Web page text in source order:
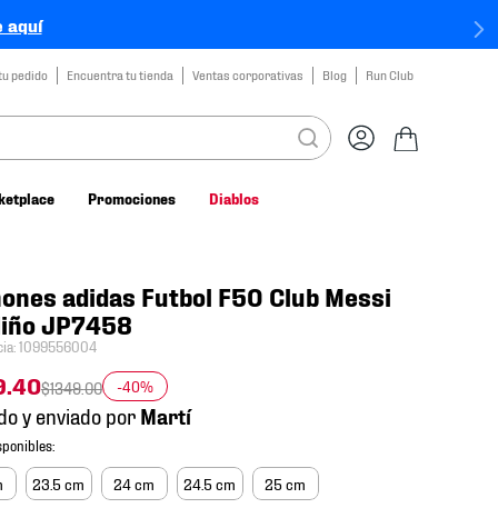
aquí
pedido Encuentra tu tienda Ventas corporativas Blog Run Club
Promociones Diablos
adidas Futbol F50 Club Messi
JP7458
:1099556004
.40$1349.00 -40%
y enviado por
23.5 cm 24 cm 24.5 cm 25 cm